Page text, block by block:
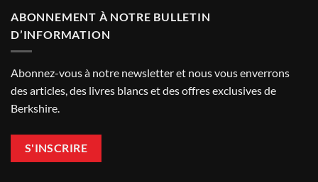
from
Paris
ABONNEMENT À NOTRE BULLETIN
D’INFORMATION
Abonnez-vous à notre newsletter et nous vous enverrons
des articles, des livres blancs et des offres exclusives de
Berkshire.
S'INSCRIRE